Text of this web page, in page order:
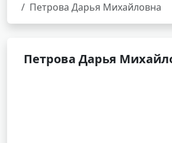
Петрова Дарья Михайловна
Петрова Дарья